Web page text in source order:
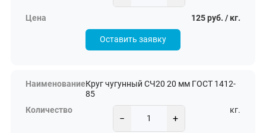
125 руб. / кг.
Оставить заявку
Круг чугунный СЧ20 20 мм ГОСТ 1412-
85
− +
кг.